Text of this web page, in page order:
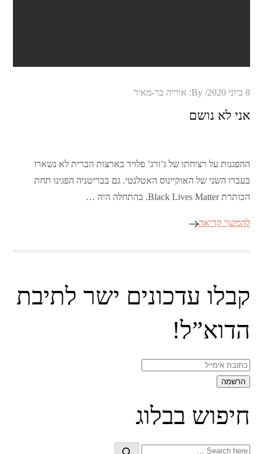
Posted
8 ביוני 2020 By: אוריה בר-מאיר
אני לא נושם
ההפגנות על רציחתו של ג’ורג’ פלויד בארצות הברית לא נשארו
בעברו השני של האוקיינוס האטלנטי. גם בבריטניה הפגינו תחת
הכותרת Black Lives Matter. בהתחלה היה …
להמשך קריאה
קבלו עדכונים ישר לתיבת
הדוא”ל!
חיפוש בבלוג
Search
Search